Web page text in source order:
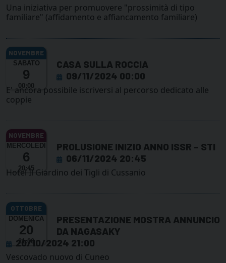
Una iniziativa per promuovere "prossimità di tipo
familiare" (affidamento e affiancamento familiare)
SABATO
9
00:00
CASA SULLA ROCCIA
09/11/2024 00:00
E' ancora possibile iscriversi al percorso dedicato alle
coppie
MERCOLEDÌ
6
20:45
PROLUSIONE INIZIO ANNO ISSR – STI
06/11/2024 20:45
Hotel Il Giardino dei Tigli di Cussanio
DOMENICA
20
21:00
PRESENTAZIONE MOSTRA ANNUNCIO
DA NAGASAKY
20/10/2024 21:00
Vescovado nuovo di Cuneo